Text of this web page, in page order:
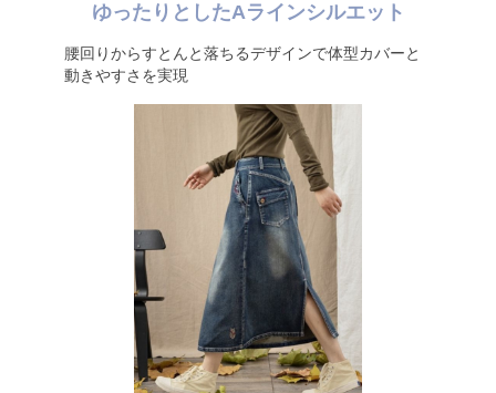
ゆったりとしたAラインシルエット
腰回りからすとんと落ちるデザインで体型カバーと
動きやすさを実現